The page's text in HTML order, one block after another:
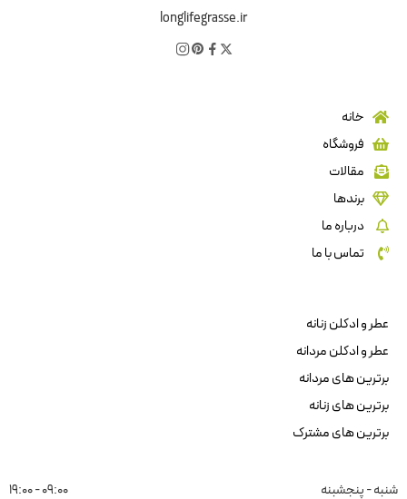
longlifegrasse.ir
خانه
فروشگاه
مقالات
برندها
درباره ما
تماس با ما
عطر و ادکلن زنانه
عطر و ادکلن مردانه
برترین های مردانه
برترین های زنانه
برترین های مشترک
شنبه - پنجشبنه 09:00 - 19:00